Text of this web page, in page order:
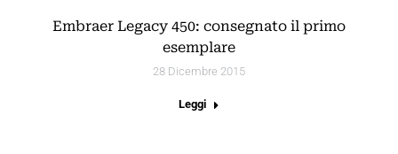
Embraer Legacy 450: consegnato il primo
esemplare
28 Dicembre 2015
Leggi